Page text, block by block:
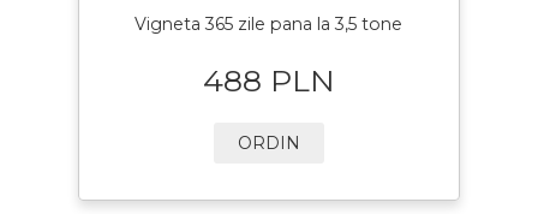
Vigneta 365 zile pana la 3,5 tone
488 PLN
ORDIN